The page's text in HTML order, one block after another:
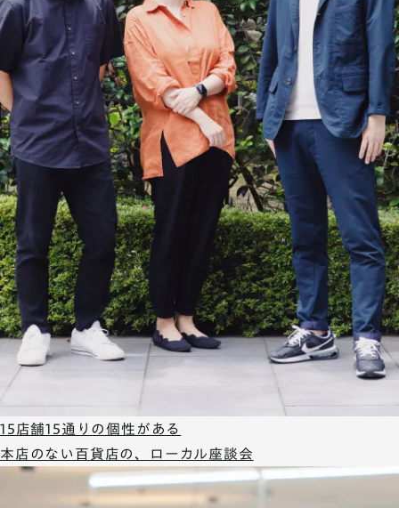
15店舗15通りの個性がある
本店のない百貨店の、ローカル座談会